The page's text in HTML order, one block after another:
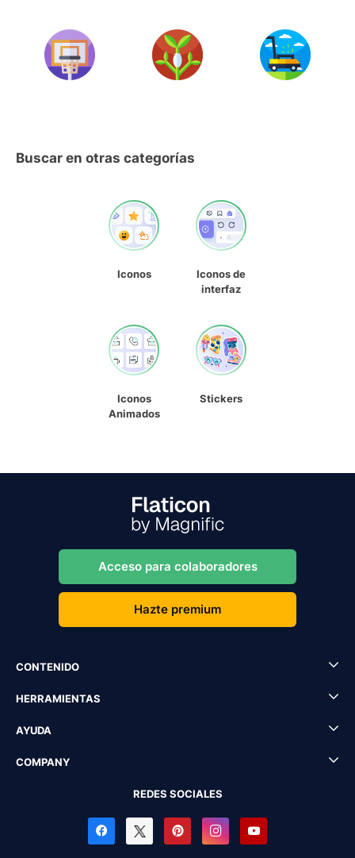
Buscar en otras categorías
Iconos
Iconos de
interfaz
Iconos
Animados
Stickers
Acceso para colaboradores
Hazte premium
CONTENIDO
HERRAMIENTAS
AYUDA
COMPANY
REDES SOCIALES